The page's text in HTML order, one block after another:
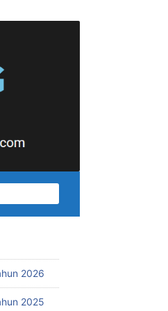
2026
2025